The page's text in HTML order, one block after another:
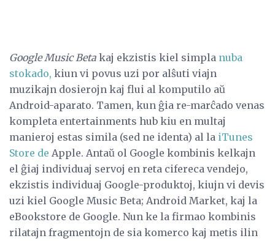
Google Music Beta kaj ekzistis kiel simpla nuba
stokado, kiun vi povus uzi por alŝuti viajn
muzikajn dosierojn kaj flui al komputilo aŭ
Android-aparato. Tamen, kun ĝia re-marĉado venas
kompleta entertainments hub kiu en multaj
manieroj estas simila (sed ne identa) al la iTunes
Store de Apple. Antaŭ ol Google kombinis kelkajn
el ĝiaj individuaj servoj en reta cifereca vendejo,
ekzistis individuaj Google-produktoj, kiujn vi devis
uzi kiel Google Music Beta; Android Market, kaj la
eBookstore de Google. Nun ke la firmao kombinis
rilatajn fragmentojn de sia komerco kaj metis ilin